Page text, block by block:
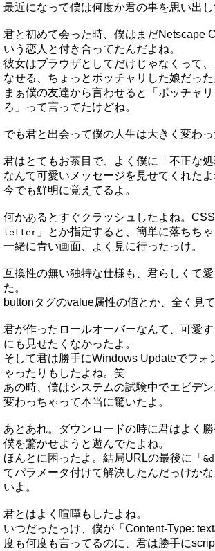
最近になって僕は何度か君の事を思い出し
君と初めて会った時、僕はまだNetscape
いう恋人と付き合ってたんだよね。
彼女はブラウザとしてだけじゃなくって
なせる、ちょっとポッチャリした娘だった
まぁ僕の友達から言わせると「ポッチャ
ろ」って言ってたけどね。
でも君と出会って僕の人生は大きく変わっ
君はとてもお茶目で、よく僕に「不正な処
なんて可愛いメッセージを見せてくれたよ
今でも鮮明に覚えてるよ。
何かあるとすぐクラッシュしたよね。CSS
letter 」とか指定すると、簡単に落ちちゃ
一緒に青い画面、よく見に行ったっけ。
互換性の無い独特な仕様も、君らしくて
た。
buttonタグのvalue属性の値とか、全く見
君が作ったロールオーバーなんて、可愛
にも見せたくなかったよ。
そして君は勝手にWindows Updateでフォ
ゃったりもしたよね。笑
あの時、僕はシステムの試験中でエビデ
変わっちゃって本当に驚いたよ。
あとあれ。ダウンロードの時に君はよく
僕を驚かせようと遊んでたよね。
ほんとに困ったよ。結局URLの最後に「
てパラメータ付けて解決したんだっけか
いよ。
君とはよく喧嘩もしたよね。
いつだったっけ、僕が「Content-Type:
度も何度も言ってるのに、君は勝手に